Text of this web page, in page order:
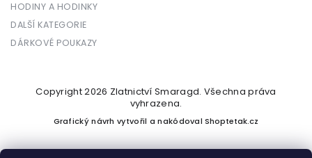
HODINY A HODINKY
DALŠÍ KATEGORIE
DÁRKOVÉ POUKAZY
Copyright 2026 Zlatnictví Smaragd. Všechna práva
vyhrazena.
Grafický návrh vytvořil a nakódovalShoptetak.cz